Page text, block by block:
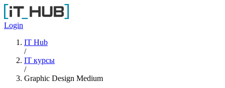
Перейти к основному содержанию
Login
IT Hub
/
IT курсы
/
Graphic Design Medium